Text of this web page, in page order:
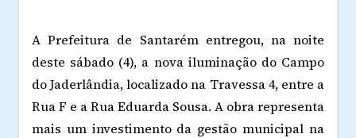
A Prefeitura de Santarém entregou, na noite
deste sábado (4), a nova iluminação do Campo
do Jaderlândia, localizado na Travessa 4, entre a
Rua F e a Rua Eduarda Sousa. A obra representa
mais um investimento da gestão municipal na